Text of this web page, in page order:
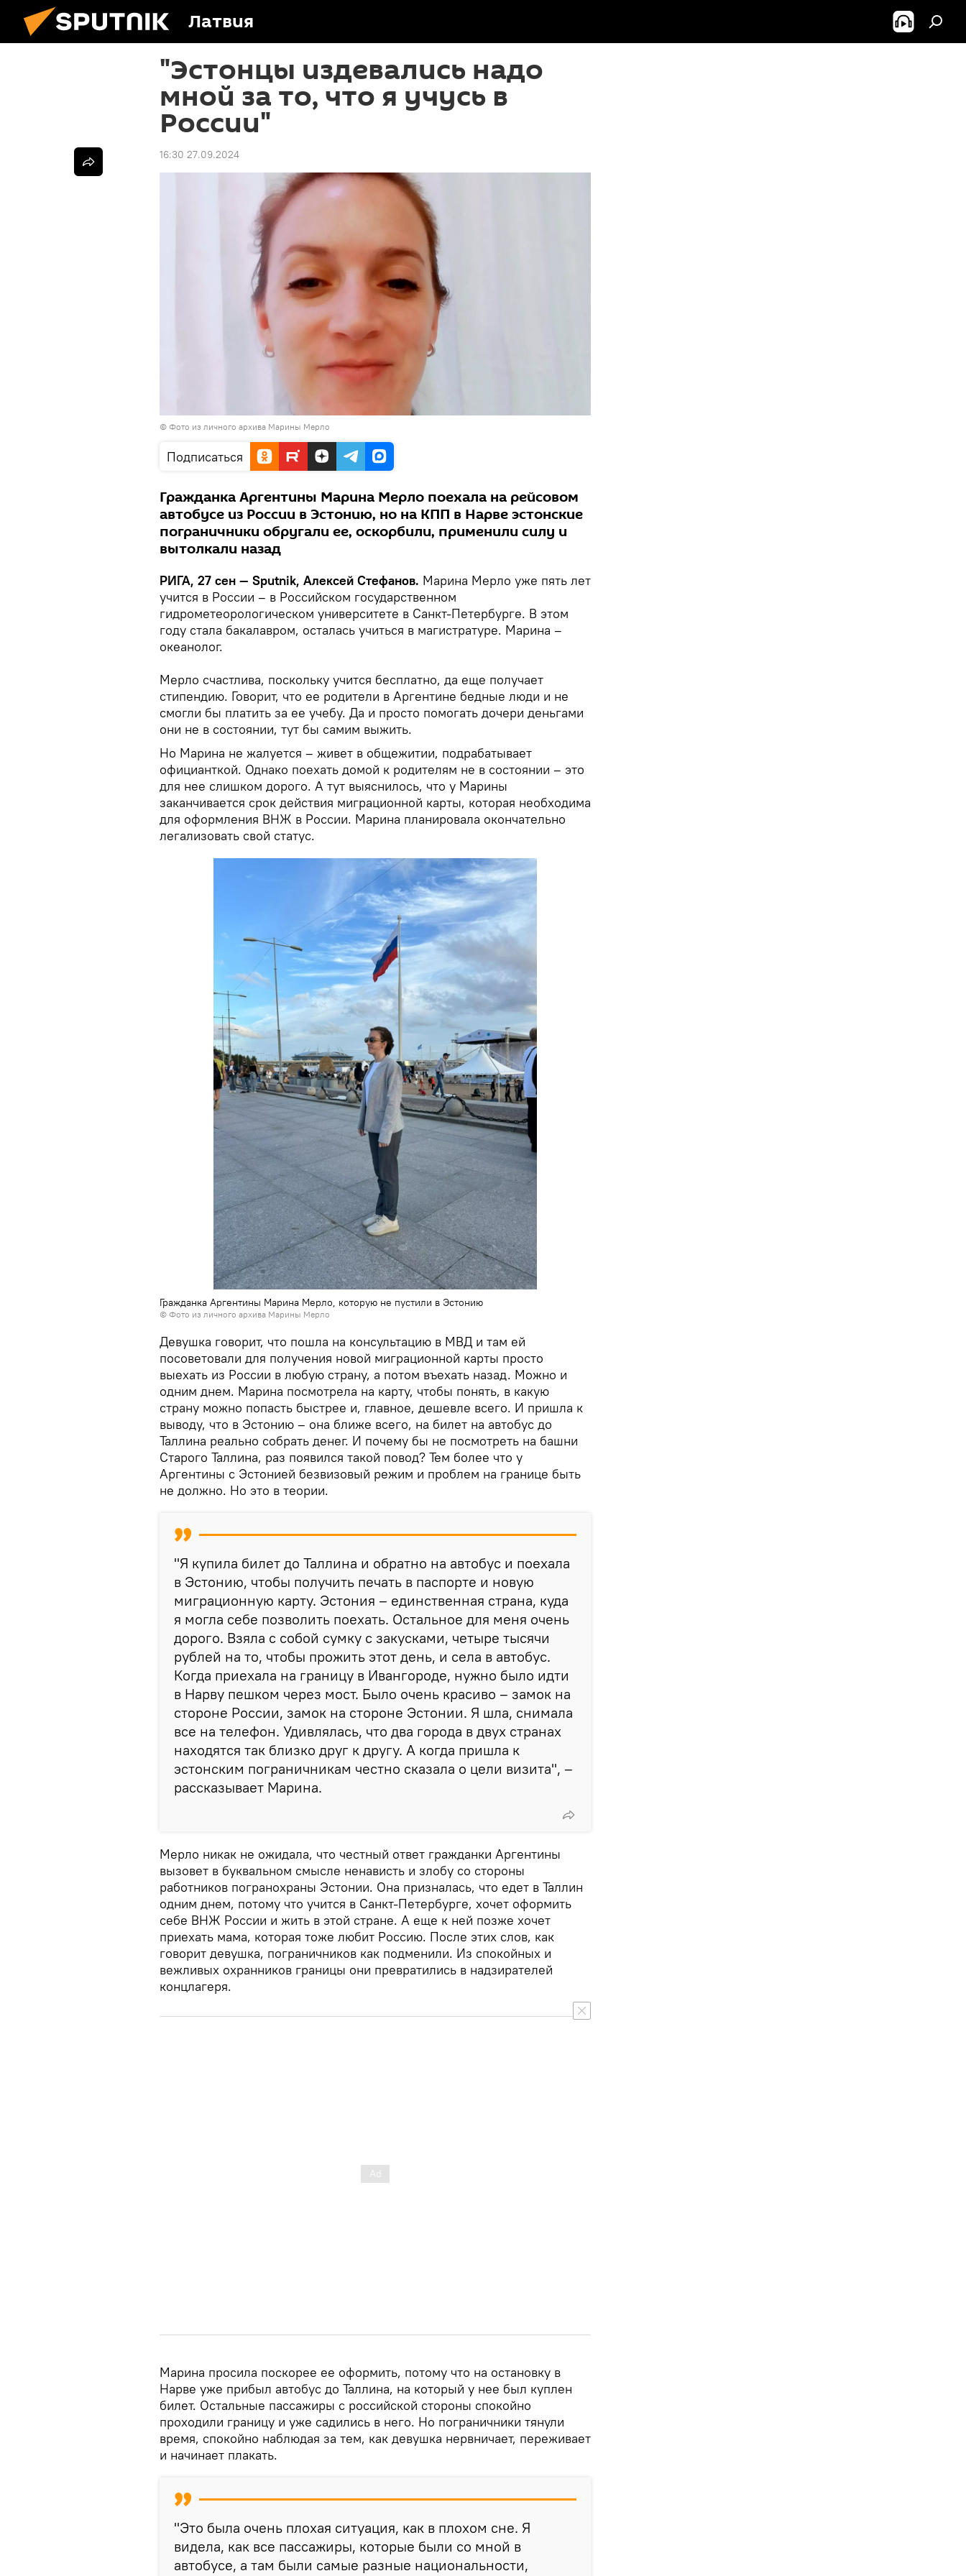
Латвия
"Эстонцы издевались надо
мной за то, что я учусь в
России"
16:30 27.09.2024
© Фото из личного архива Марины Мерло
Подписаться
Гражданка Аргентины Марина Мерло поехала на рейсовом
автобусе из России в Эстонию, но на КПП в Нарве эстонские
пограничники обругали ее, оскорбили, применили силу и
вытолкали назад
РИГА, 27 сен — Sputnik, Алексей Стефанов. Марина Мерло уже пять лет
учится в России – в Российском государственном
гидрометеорологическом университете в Санкт-Петербурге. В этом
году стала бакалавром, осталась учиться в магистратуре. Марина –
океанолог.
Мерло счастлива, поскольку учится бесплатно, да еще получает
стипендию. Говорит, что ее родители в Аргентине бедные люди и не
смогли бы платить за ее учебу. Да и просто помогать дочери деньгами
они не в состоянии, тут бы самим выжить.
Но Марина не жалуется – живет в общежитии, подрабатывает
официанткой. Однако поехать домой к родителям не в состоянии – это
для нее слишком дорого. А тут выяснилось, что у Марины
заканчивается срок действия миграционной карты, которая необходима
для оформления ВНЖ в России. Марина планировала окончательно
легализовать свой статус.
Гражданка Аргентины Марина Мерло, которую не пустили в Эстонию
© Фото из личного архива Марины Мерло
Девушка говорит, что пошла на консультацию в МВД и там ей
посоветовали для получения новой миграционной карты просто
выехать из России в любую страну, а потом въехать назад. Можно и
одним днем. Марина посмотрела на карту, чтобы понять, в какую
страну можно попасть быстрее и, главное, дешевле всего. И пришла к
выводу, что в Эстонию – она ближе всего, на билет на автобус до
Таллина реально собрать денег. И почему бы не посмотреть на башни
Старого Таллина, раз появился такой повод? Тем более что у
Аргентины с Эстонией безвизовый режим и проблем на границе быть
не должно. Но это в теории.
"Я купила билет до Таллина и обратно на автобус и поехала
в Эстонию, чтобы получить печать в паспорте и новую
миграционную карту. Эстония – единственная страна, куда
я могла себе позволить поехать. Остальное для меня очень
дорого. Взяла с собой сумку с закусками, четыре тысячи
рублей на то, чтобы прожить этот день, и села в автобус.
Когда приехала на границу в Ивангороде, нужно было идти
в Нарву пешком через мост. Было очень красиво – замок на
стороне России, замок на стороне Эстонии. Я шла, снимала
все на телефон. Удивлялась, что два города в двух странах
находятся так близко друг к другу. А когда пришла к
эстонским пограничникам честно сказала о цели визита", –
рассказывает Марина.
Мерло никак не ожидала, что честный ответ гражданки Аргентины
вызовет в буквальном смысле ненависть и злобу со стороны
работников погранохраны Эстонии. Она призналась, что едет в Таллин
одним днем, потому что учится в Санкт-Петербурге, хочет оформить
себе ВНЖ России и жить в этой стране. А еще к ней позже хочет
приехать мама, которая тоже любит Россию. После этих слов, как
говорит девушка, пограничников как подменили. Из спокойных и
вежливых охранников границы они превратились в надзирателей
концлагеря.
Марина просила поскорее ее оформить, потому что на остановку в
Нарве уже прибыл автобус до Таллина, на который у нее был куплен
билет. Остальные пассажиры с российской стороны спокойно
проходили границу и уже садились в него. Но пограничники тянули
время, спокойно наблюдая за тем, как девушка нервничает, переживает
и начинает плакать.
"Это была очень плохая ситуация, как в плохом сне. Я
видела, как все пассажиры, которые были со мной в
автобусе, а там были самые разные национальности,